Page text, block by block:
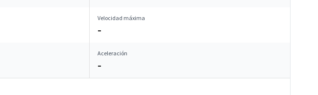
Velocidad máxima
–
Aceleración
–